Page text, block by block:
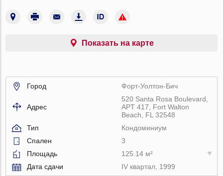
Показать на карте
Город Форт-Уолтон-Бич
Адрес
520 Santa Rosa Boulevard,
APT 417, Fort Walton
Beach, FL 32548
Тип
Кондоминиум
Спален
3
Площадь
125.14 м²
Дата сдачи
IV квартал, 1999